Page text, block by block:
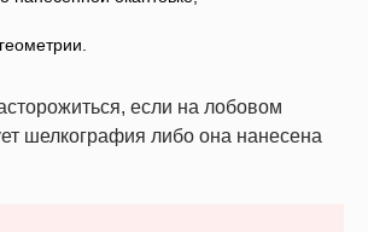
если на лобовом
шелкография либо она нанесена